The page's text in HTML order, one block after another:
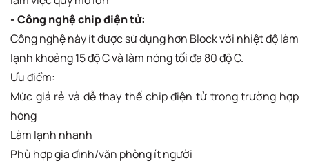
- Công nghệ chip điện tử:
Công nghệ này ít được sử dụng hơn Block với nhiệt độ làm
lạnh khoảng 15 độ C và làm nóng tối đa 80 độ C.
Ưu điểm:
Mức giá rẻ và dễ thay thế chip điện tử trong trường hợp
hỏng
Làm lạnh nhanh
Phù hợp gia đình/văn phòng ít người